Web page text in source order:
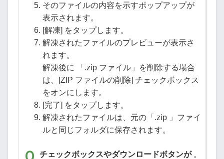
そのファイルの内容を示すポップアップが
表示されます。
[解凍] をタップします。
解凍されたファイルのプレビューが表示さ
れます。
解凍後に 「.zip ファイル」を削除する場合
は、[ZIP ファイルの削除] チェックボックス
をオンにします。
[完了] をタップします。
解凍されたファイルは、元の「.zip 」ファイ
ルと同じフォルダに保存されます。
チェックボックスやダウンロードボタンが 。